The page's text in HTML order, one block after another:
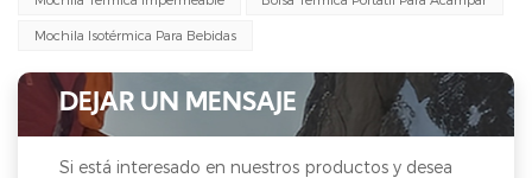
Mochila Isotérmica Para Bebidas
DEJAR UN MENSAJE
Si está interesado en nuestros productos y desea